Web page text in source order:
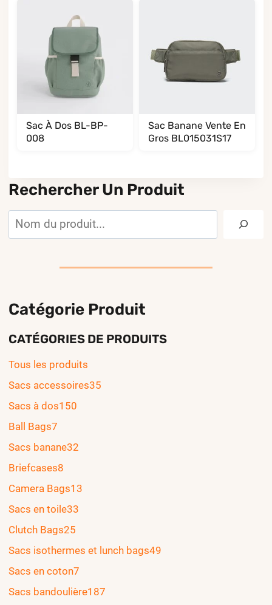
Sac À Dos BL-BP-
008
Sac Banane Vente En
Gros BL015031S17
Rechercher Un Produit
Rechercher
Catégorie Produit
CATÉGORIES DE PRODUITS
Tous les produits
Sacs accessoires35
Sacs à dos150
Ball Bags7
Sacs banane32
Briefcases8
Camera Bags13
Sacs en toile33
Clutch Bags25
Sacs isothermes et lunch bags49
Sacs en coton7
Sacs bandoulière187